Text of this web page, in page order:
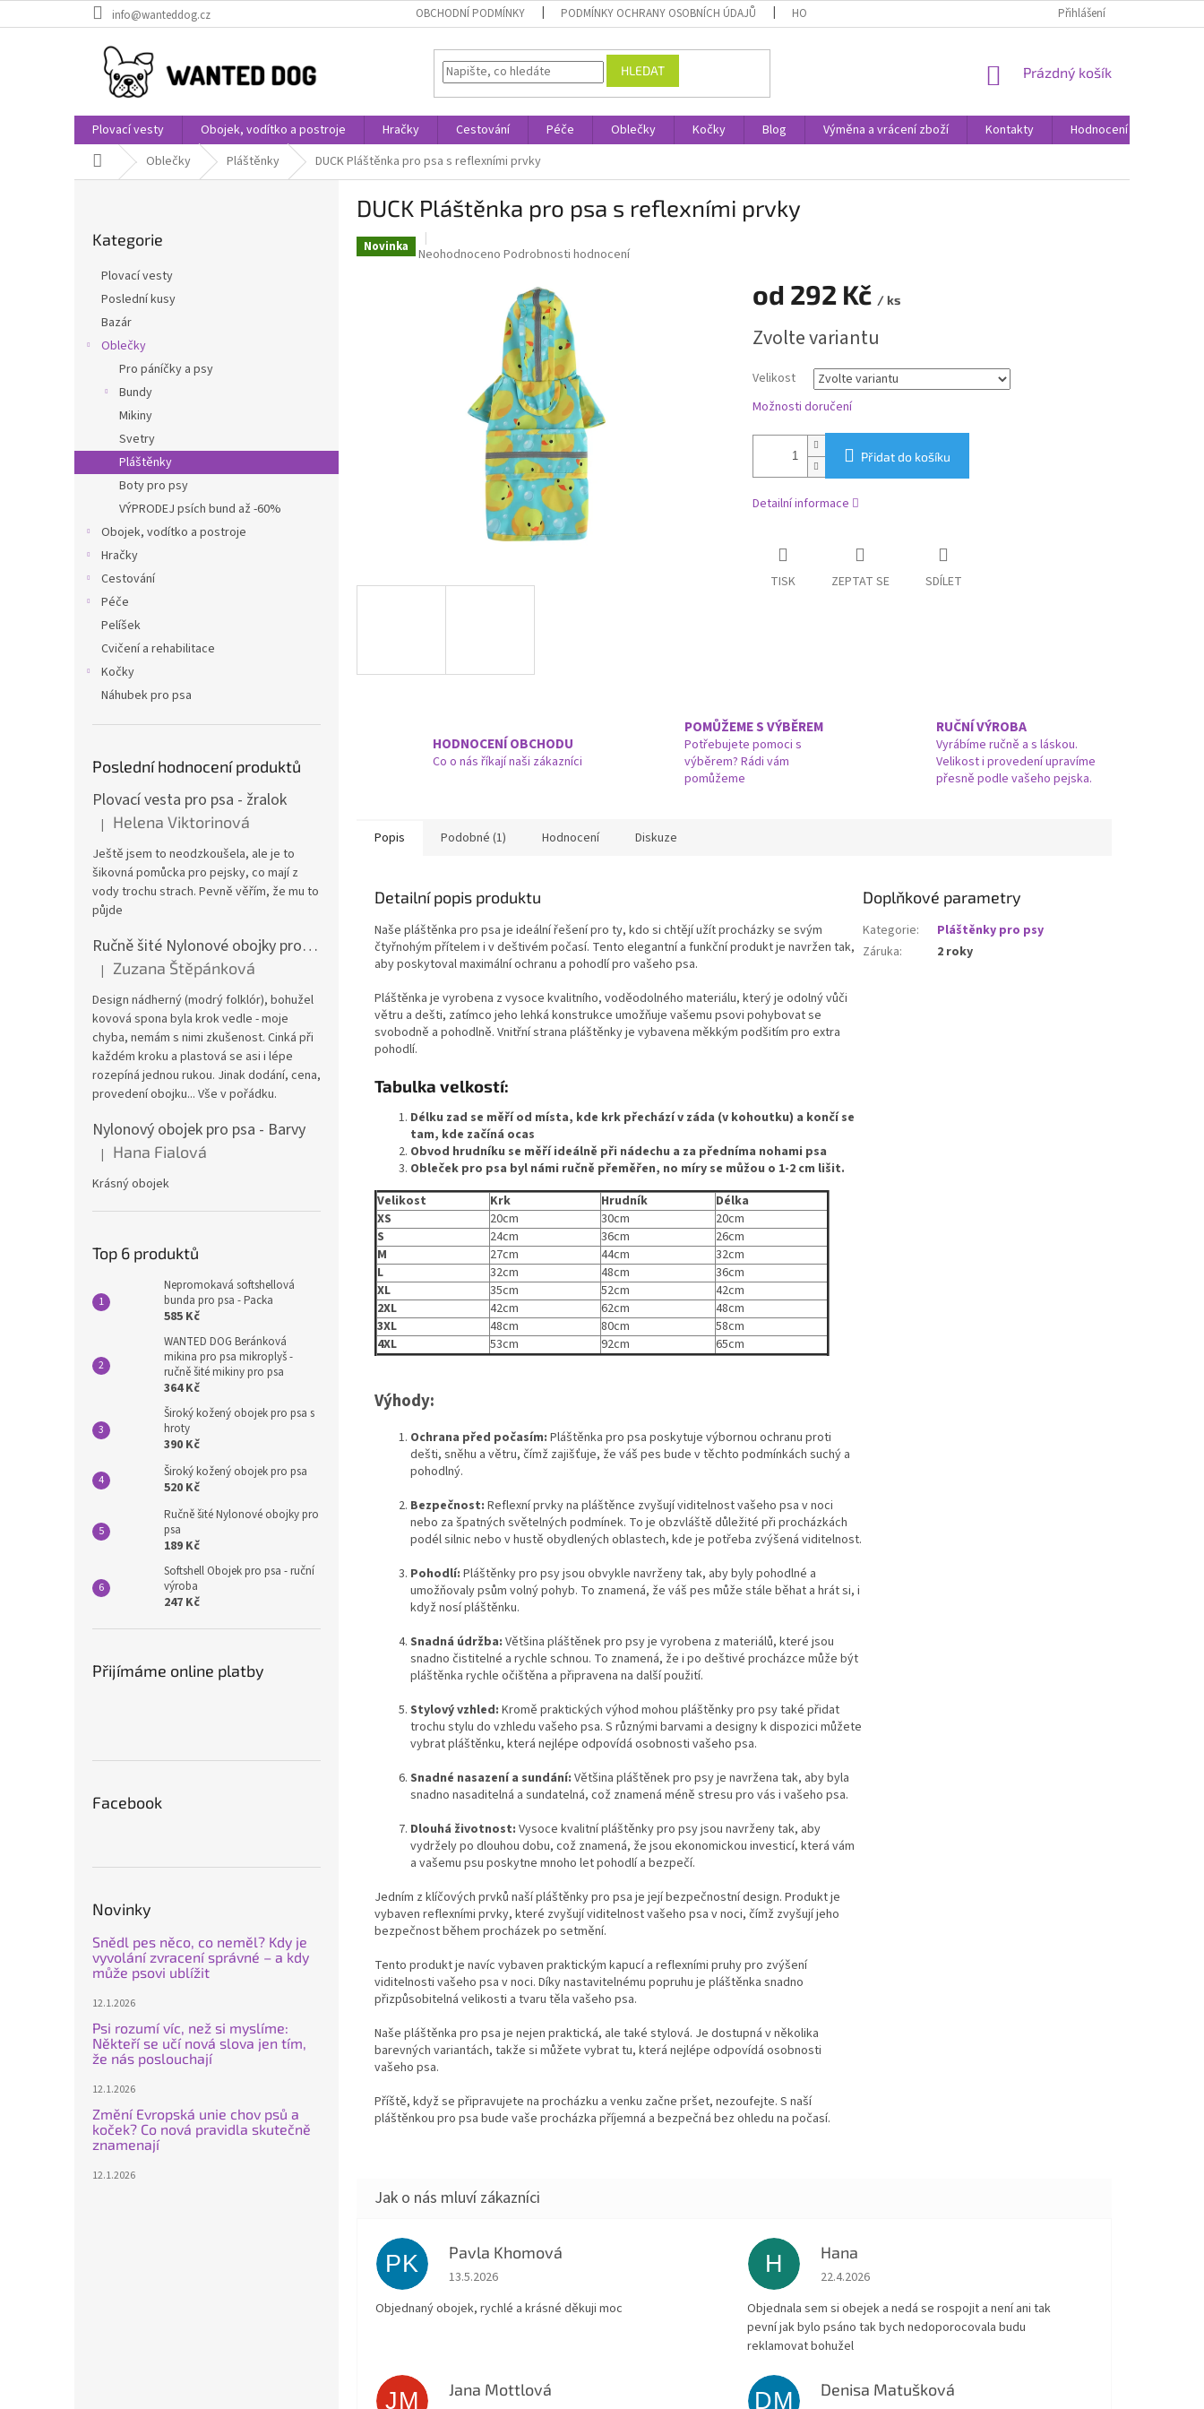
na
info@wanteddog.cz OBCHODNÍ PODMÍNKY PODMÍNKY OCHRANY OSOBNÍCH ÚDAJŮ HODNOCENÍ OBCHODU VÝMĚNA A VRÁCENÍ ZBOŽÍPřihlášení
HLEDAT
NÁKUPNÍ
Prázdný košík
Plovací vesty Obojek, vodítko a postroje Hračky Cestování Péče Oblečky Kočky Blog Výměna a vrácení zboží Kontakty
Hodnocení obchodu
Domů Oblečky Pláštěnky DUCK Pláštěnka pro psa s reflexními prvky
l
kategorie
Kategorie
Plovací vesty
Poslední kusy
Bazár
Oblečky
Pro páníčky a psy
Bundy
Mikiny
Svetry
Pláštěnky
Boty pro psy
VÝPRODEJ psích bund až -60%
Obojek, vodítko a postroje
Hračky
Cestování
Péče
Pelíšek
Cvičení a rehabilitace
Kočky
Náhubek pro psa
Poslední hodnocení produktů
Plovací vesta pro psa - žralok
Hodnocení produktu je 5 z 5 hvězdiček.
| Helena Viktorinová
Ještě jsem to neodzkoušela, ale je to
šikovná pomůcka pro pejsky, co mají z
vody trochu strach. Pevně věřím, že mu to
půjde
Ručně šité Nylonové obojky pro psa
Hodnocení produktu je 4 z 5 hvězdiček.
| Zuzana Štěpánková
Design nádherný (modrý folklór), bohužel
kovová spona byla krok vedle - moje
chyba, nemám s nimi zkušenost. Cinká při
každém kroku a plastová se asi i lépe
rozepíná jednou rukou. Jinak dodání, cena,
provedení obojku... Vše v pořádku.
Nylonový obojek pro psa - Barvy
Hodnocení produktu je 5 z 5 hvězdiček.
| Hana Fialová
Krásný obojek
Top 6 produktů
Nepromokavá softshellová
bunda pro psa - Packa
585 Kč
WANTED DOG Beránková
mikina pro psa mikroplyš -
ručně šité mikiny pro psa
364 Kč
Široký kožený obojek pro psa s
hroty
390 Kč
Široký kožený obojek pro psa
520 Kč
Ručně šité Nylonové obojky pro
psa
189 Kč
Softshell Obojek pro psa - ruční
výroba
247 Kč
Přijímáme online platby
Facebook
Novinky
Snědl pes něco, co neměl? Kdy je
vyvolání zvracení správné – a kdy
může psovi ublížit
12.1.2026
Psi rozumí víc, než si myslíme:
Někteří se učí nová slova jen tím,
že nás poslouchají
12.1.2026
Změní Evropská unie chov psů a
koček? Co nová pravidla skutečně
znamenají
12.1.2026
DUCK Pláštěnka pro psa s reflexními prvky
Novinka
Průměrné
Neohodnoceno Podrobnosti hodnocení
od 292 Kč / ks
cena:
Zvolte variantu
Velikost
Možnosti doručení
Přidat do košíku
Detailní informace
TISK ZEPTAT SE SDÍLET
HODNOCENÍ OBCHODU
Co o nás říkají naši zákazníci
POMŮŽEME S VÝBĚREM
Potřebujete pomoci s
výběrem? Rádi vám
pomůžeme
RUČNÍ VÝROBA
Vyrábíme ručně a s láskou.
Velikost i provedení upravíme
přesně podle vašeho pejska.
Popis Podobné (1) Hodnocení Diskuze
Detailní popis produktu
Naše pláštěnka pro psa je ideální řešení pro ty, kdo si chtějí užít procházky se svým
čtyřnohým přítelem i v deštivém počasí. Tento elegantní a funkční produkt je navržen tak,
aby poskytoval maximální ochranu a pohodlí pro vašeho psa.
Pláštěnka je vyrobena z vysoce kvalitního, voděodolného materiálu, který je odolný vůči
větru a dešti, zatímco jeho lehká konstrukce umožňuje vašemu psovi pohybovat se
svobodně a pohodlně. Vnitřní strana pláštěnky je vybavena měkkým podšitím pro extra
pohodlí.
Tabulka velkostí:
Délku zad se měří od místa, kde krk přechází v záda (v kohoutku) a končí se
tam, kde začíná ocas
Obvod hrudníku se měří ideálně při nádechu a za předníma nohami psa
Obleček pro psa byl námi ručně přeměřen, no míry se můžou o 1-2 cm lišit.
Velikost
Krk Hrudník
Délka
XS
20cm 30cm
20cm
S
24cm 36cm
26cm
M
27cm 44cm
32cm
L
32cm 48cm
36cm
XL
35cm 52cm
42cm
2XL
42cm 62cm
48cm
3XL
48cm 80cm
58cm
4XL
53cm 92cm 65cm
Výhody:
Ochrana před počasím: Pláštěnka pro psa poskytuje výbornou ochranu proti
dešti, sněhu a větru, čímž zajišťuje, že váš pes bude v těchto podmínkách suchý a
pohodlný.
Bezpečnost: Reflexní prvky na pláštěnce zvyšují viditelnost vašeho psa v noci
nebo za špatných světelných podmínek. To je obzvláště důležité při procházkách
podél silnic nebo v hustě obydlených oblastech, kde je potřeba zvýšená viditelnost.
Pohodlí: Pláštěnky pro psy jsou obvykle navrženy tak, aby byly pohodlné a
umožňovaly psům volný pohyb. To znamená, že váš pes může stále běhat a hrát si, i
když nosí pláštěnku.
Snadná údržba: Většina pláštěnek pro psy je vyrobena z materiálů, které jsou
snadno čistitelné a rychle schnou. To znamená, že i po deštivé procházce může být
pláštěnka rychle očištěna a připravena na další použití.
Stylový vzhled: Kromě praktických výhod mohou pláštěnky pro psy také přidat
trochu stylu do vzhledu vašeho psa. S různými barvami a designy k dispozici můžete
vybrat pláštěnku, která nejlépe odpovídá osobnosti vašeho psa.
Snadné nasazení a sundání: Většina pláštěnek pro psy je navržena tak, aby byla
snadno nasaditelná a sundatelná, což znamená méně stresu pro vás i vašeho psa.
Dlouhá životnost: Vysoce kvalitní pláštěnky pro psy jsou navrženy tak, aby
vydržely po dlouhou dobu, což znamená, že jsou ekonomickou investicí, která vám
a vašemu psu poskytne mnoho let pohodlí a bezpečí.
Jedním z klíčových prvků naší pláštěnky pro psa je její bezpečnostní design. Produkt je
vybaven reflexními prvky, které zvyšují viditelnost vašeho psa v noci, čímž zvyšují jeho
bezpečnost během procházek po setmění.
Tento produkt je navíc vybaven praktickým kapucí a reflexními pruhy pro zvýšení
viditelnosti vašeho psa v noci. Díky nastavitelnému popruhu je pláštěnka snadno
přizpůsobitelná velikosti a tvaru těla vašeho psa.
Naše pláštěnka pro psa je nejen praktická, ale také stylová. Je dostupná v několika
barevných variantách, takže si můžete vybrat tu, která nejlépe odpovídá osobnosti
vašeho psa.
Příště, když se připravujete na procházku a venku začne pršet, nezoufejte. S naší
pláštěnkou pro psa bude vaše procházka příjemná a bezpečná bez ohledu na počasí.
Doplňkové parametry
Kategorie:
Pláštěnky pro psy
Záruka: 2 roky
PK Pavla Khomová
Hodnocení obchodu je 5 z 5 hvězdiček.
13.5.2026
Objednaný obojek, rychlé a krásné děkuji moc
H Hana
Hodnocení obchodu je 5 z 5 hvězdiček.
22.4.2026
Objednala sem si obejek a nedá se rospojit a není ani tak
pevní jak bylo psáno tak bych nedoporocovala budu
reklamovat bohužel
JM Jana Mottlová DM Denisa Matušková